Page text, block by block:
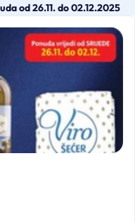
od 26.11. do 02.12.2025